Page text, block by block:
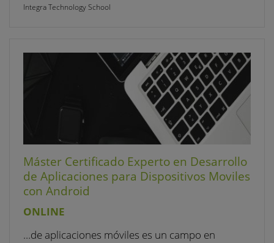
Integra Technology School
Máster Certificado Experto en Desarrollo
de Aplicaciones para Dispositivos Moviles
con Android
ONLINE
…de aplicaciones móviles es un campo en